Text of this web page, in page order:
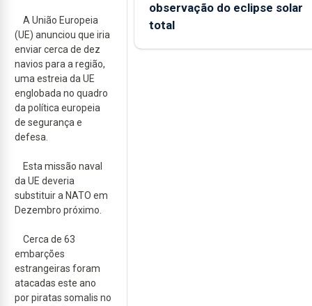
A União Europeia
(UE) anunciou que iria
enviar cerca de dez
navios para a região,
uma estreia da UE
englobada no quadro
da política europeia
de segurança e
defesa.
Esta missão naval
da UE deveria
substituir a NATO em
Dezembro próximo.
Cerca de 63
embarções
estrangeiras foram
atacadas este ano
por piratas somalis no
observação do eclipse solar
total